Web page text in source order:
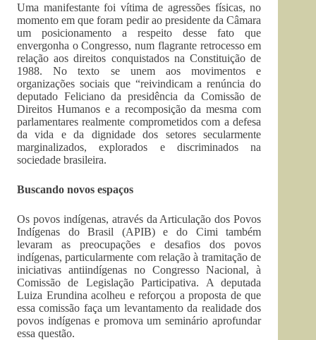
Uma manifestante foi vítima de agressões físicas, no
momento em que foram pedir ao presidente da Câmara
um posicionamento a respeito desse fato que
envergonha o Congresso, num flagrante retrocesso em
relação aos direitos conquistados na Constituição de
1988. No texto se unem aos movimentos e
organizações sociais que “reivindicam a renúncia do
deputado Feliciano da presidência da Comissão de
Direitos Humanos e a recomposição da mesma com
parlamentares realmente comprometidos com a defesa
da vida e da dignidade dos setores secularmente
marginalizados, explorados e discriminados na
sociedade brasileira.
Buscando novos espaços
Os povos indígenas, através da Articulação dos Povos
Indígenas do Brasil (APIB) e do Cimi também
levaram as preocupações e desafios dos povos
indígenas, particularmente com relação à tramitação de
iniciativas antiindígenas no Congresso Nacional, à
Comissão de Legislação Participativa. A deputada
Luiza Erundina acolheu e reforçou a proposta de que
essa comissão faça um levantamento da realidade dos
povos indígenas e promova um seminário aprofundar
essa questão.